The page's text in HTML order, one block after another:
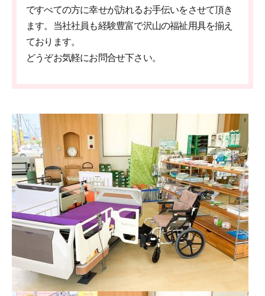
ですべての方に幸せが訪れるお手伝いをさせて頂き
ます。当社社員も経験豊富で沢山の福祉用具を揃え
ております。
どうぞお気軽にお問合せ下さい。